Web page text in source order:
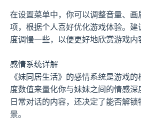
在设置菜单中，你可以调整音量、
项，根据个人喜好优化游戏体验。
度调慢一些，以便更好地欣赏游戏内
感情系统详解
《妹同居生活》的感情系统是游戏
度数值来量化你与妹妹之间的情感
日常对话的内容，还决定了能否解
景。